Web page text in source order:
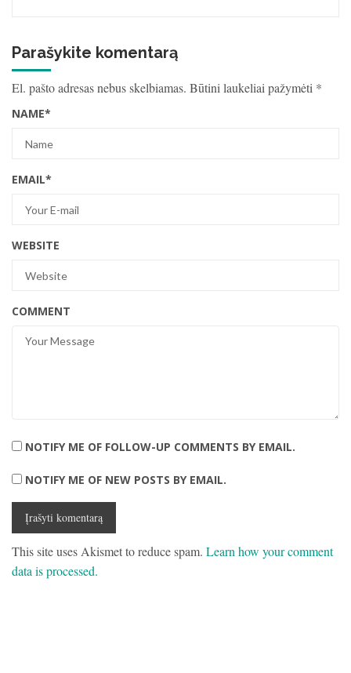
Parašykite komentarą
El. pašto adresas nebus skelbiamas. Būtini laukeliai pažymėti *
NAME*
EMAIL*
WEBSITE
COMMENT
NOTIFY ME OF FOLLOW-UP COMMENTS BY EMAIL.
NOTIFY ME OF NEW POSTS BY EMAIL.
This site uses Akismet to reduce spam. Learn how your comment
data is processed.